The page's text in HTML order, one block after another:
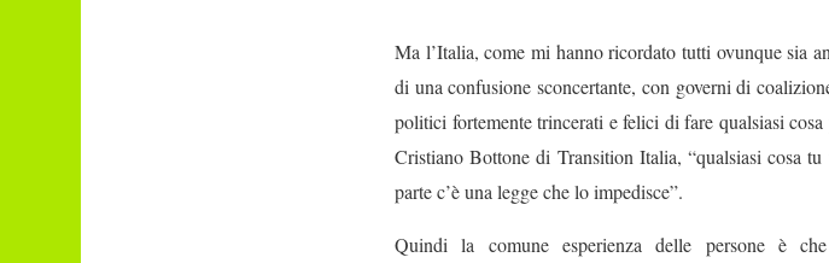
Ma l’Italia, come mi hanno ricordato tutti ovunque sia
di una confusione sconcertante, con governi di
politici fortemente trincerati e felici di fare qualsiasi
Cristiano Bottone di Transition Italia, “qualsiasi cosa
parte c’è una legge che lo impedisce”.
Quindi la comune esperienza delle persone è